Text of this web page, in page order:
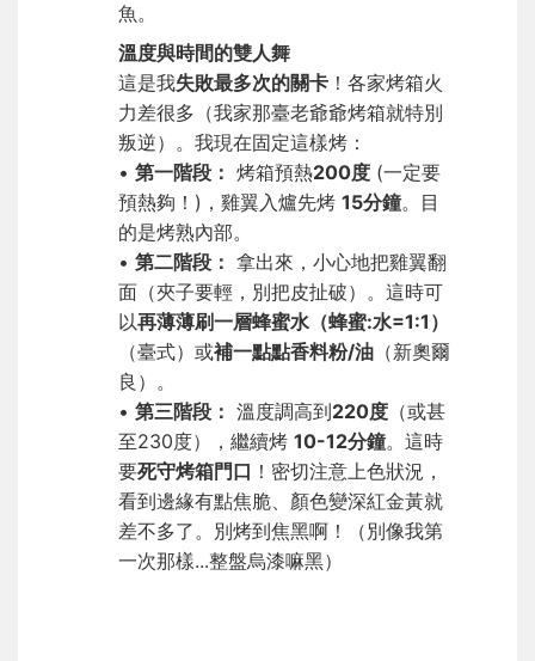
魚。
溫度與時間的雙人舞
這是我失敗最多次的關卡 ！各家烤箱火
力差很多（我家那臺老爺爺烤箱就特別
叛逆）。我現在固定這樣烤：
• 第一階段： 烤箱預熱200度 (一定要
預熱夠！)，雞翼入爐先烤 15分鐘。目
的是烤熟內部。
• 第二階段： 拿出來，小心地把雞翼翻
面（夾子要輕，別把皮扯破）。這時可
以再薄薄刷一層蜂蜜水（蜂蜜:水=1:1）
（臺式）或補一點點香料粉/油 （新奧爾
良）。
• 第三階段： 溫度調高到220度 （或甚
至230度），繼續烤 10-12分鐘。這時
要死守烤箱門口 ！密切注意上色狀況，
看到邊緣有點焦脆、顏色變深紅金黃就
差不多了。別烤到焦黑啊！（別像我第
一次那樣...整盤烏漆嘛黑）